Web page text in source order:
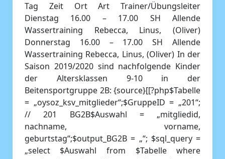
Tag Zeit Ort Art Trainer/Übungsleiter
Dienstag 16.00 – 17.00 SH Allende
Wassertraining Rebecca, Linus, (Oliver)
Donnerstag 16.00 – 17.00 SH Allende
Wassertraining Rebecca, Linus, (Oliver) In der
Saison 2019/2020 sind nachfolgende Kinder
der Altersklassen 9-10 in der
Beitensportgruppe 2B: {source}[[?php$Tabelle
= „oysoz_ksv_mitglieder“;$GruppeID = „201“;
// 201 BG2B$Auswahl = „mitgliedid,
nachname, vorname,
geburtstag“;$output_BG2B = „“; $sql_query =
„select $Auswahl from $Tabelle where